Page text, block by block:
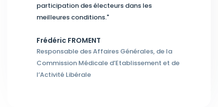
participation des électeurs dans les
meilleures conditions."
Frédéric FROMENT
Responsable des Affaires Générales, de la
Commission Médicale d’Etablissement et de
l’Activité Libérale